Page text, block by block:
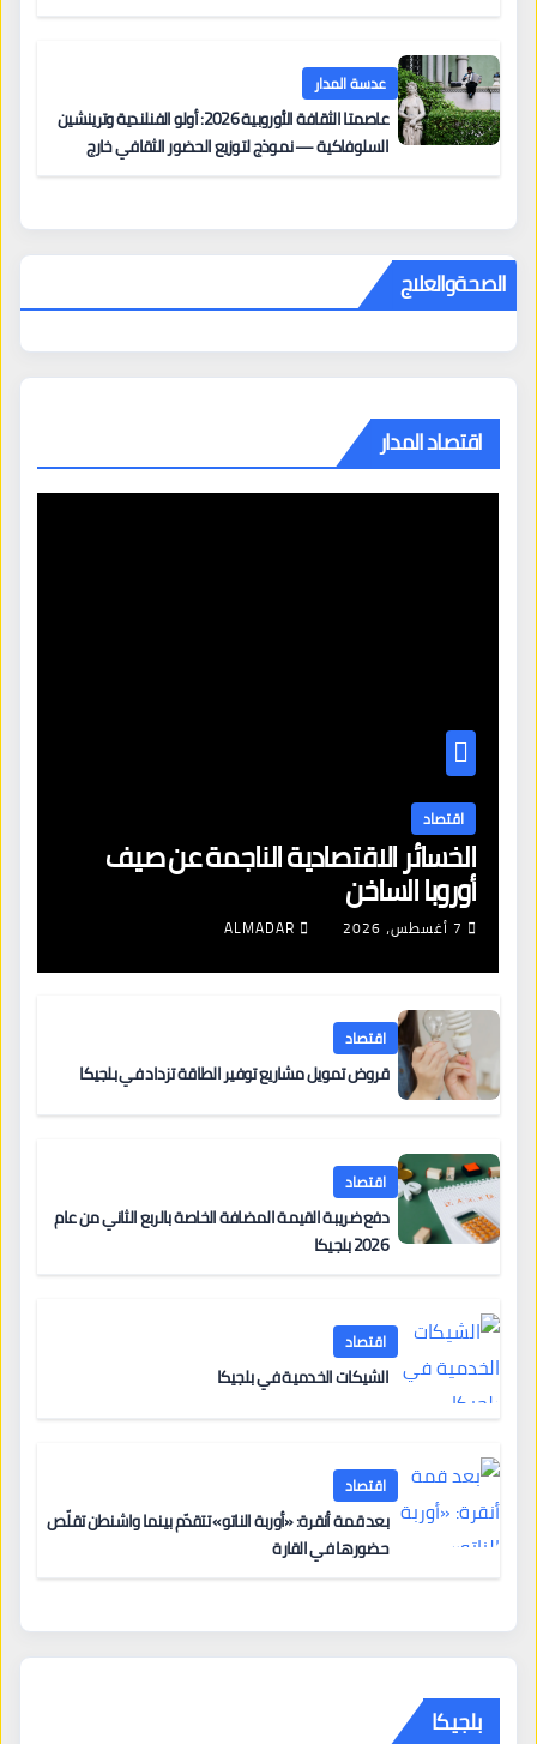
عدسة المدار
عاصمتا الثقافة الأوروبية 2026: أولو الفنلندية وترينشين
السلوفاكية — نموذج لتوزيع الحضور الثقافي خارج
الصحةوالعلاج
اقتصاد المدار
اقتصاد
الخسائر الاقتصادية الناجمة عن صيف
أوروبا الساخن
7 أغسطس، 2026 ALMADAR
اقتصاد
قروض تمويل مشاريع توفير الطاقة تزداد في بلجيكا
اقتصاد
دفع ضريبة القيمة المضافة الخاصة بالربع الثاني من عام
2026 بلجيكا
اقتصاد
الشيكات الخدمية في بلجيكا
اقتصاد
بعد قمة أنقرة: «أوربة الناتو» تتقدّم بينما واشنطن تقلّص
حضورها في القارة
بلجيكا